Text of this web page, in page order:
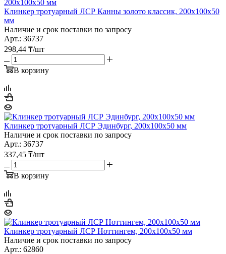
Клинкер тротуарный ЛСР Канны золото классик, 200х100х50
мм
Наличие и срок поставки по запросу
Арт.: 36737
298,44 ₸/шт
В корзину
Клинкер тротуарный ЛСР Эдинбург, 200х100х50 мм
Наличие и срок поставки по запросу
Арт.: 36737
337,45 ₸/шт
В корзину
Клинкер тротуарный ЛСР Ноттингем, 200х100х50 мм
Наличие и срок поставки по запросу
Арт.: 62860